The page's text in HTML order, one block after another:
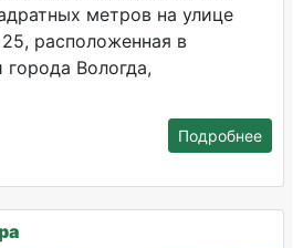
метров на улице
расположенная в
Вологда,
Подробнее